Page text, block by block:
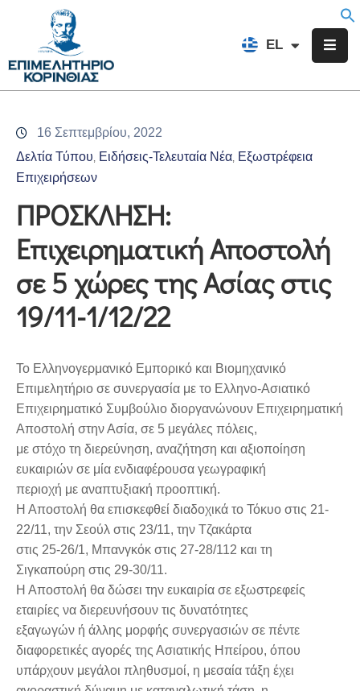
EL
FR
Επιμελητήριο
Υπηρεσίες
Προγράμματα
Δράσεις
Εκδηλώσεις
Επικοινωνία
16 Σεπτεμβρίου, 2022
Δελτία Τύπου Ειδήσεις-Τελευταία Νέα Εξωστρέφεια
Επιχειρήσεων
ΠΡΟΣΚΛΗΣΗ:
Επιχειρηματική Αποστολή
σε 5 χώρες της Ασίας στις
19/11-1/12/22
Το Ελληνογερμανικό Εμπορικό και Βιομηχανικό
Επιμελητήριο σε συνεργασία με το Ελληνο-Ασιατικό
Επιχειρηματικό Συμβούλιο διοργανώνουν Επιχειρηματική
Αποστολή στην Ασία, σε 5 μεγάλες πόλεις,
με στόχο τη διερεύνηση, αναζήτηση και αξιοποίηση
ευκαιριών σε μία ενδιαφέρουσα γεωγραφική
περιοχή με αναπτυξιακή προοπτική.
Η Αποστολή θα επισκεφθεί διαδοχικά το Τόκυο στις 21-
22/11, την Σεούλ στις 23/11, την Τζακάρτα
στις 25-26/1, Μπανγκόκ στις 27-28/112 και τη
Σιγκαπούρη στις 29-30/11.
Η Αποστολή θα δώσει την ευκαιρία σε εξωστρεφείς
εταιρίες να διερευνήσουν τις δυνατότητες
εξαγωγών ή άλλης μορφής συνεργασιών σε πέντε
διαφορετικές αγορές της Ασιατικής Ηπείρου, όπου
υπάρχουν μεγάλοι πληθυσμοί, η μεσαία τάξη έχει